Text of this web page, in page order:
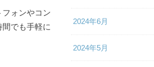
ォンやコン
でも手軽に
2024年6月
2024年5月